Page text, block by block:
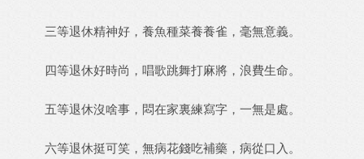
三等退休精神好，養魚種菜養養雀，毫無意義。
四等退休好時尚，唱歌跳舞打麻將，浪費生命。
五等退休沒啥事，悶在家裏練寫字，一無是處。
六等退休挺可笑，無病花錢吃補藥，病從口入。